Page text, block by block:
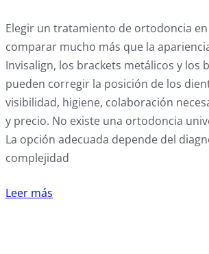
Elegir un tratamiento de ortodoncia en
comparar mucho más que la
Invisalign, los brackets metálicos y los
pueden corregir la posición de los
visibilidad, higiene, colaboración
y precio. No existe una ortodoncia
La opción adecuada depende del
complejidad
Leer más